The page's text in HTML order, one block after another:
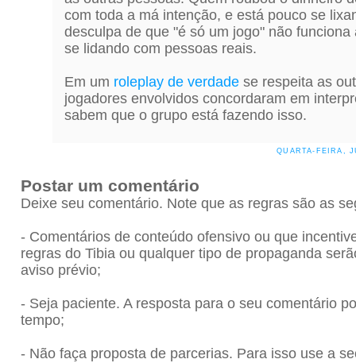
com toda a má intenção, e está pouco se
desculpa de que "é só um jogo" não funciona
se lidando com pessoas reais.
Em um roleplay de verdade se respeita as
jogadores envolvidos concordaram em
sabem que o grupo está fazendo isso.
QUARTA-FEIRA,
Postar um comentário
Deixe seu comentário. Note que as regras são as
- Comentários de conteúdo ofensivo ou que
regras do Tibia ou qualquer tipo de propaganda
aviso prévio;
- Seja paciente. A resposta para o seu comentário
tempo;
- Não faça proposta de parcerias. Para isso use a